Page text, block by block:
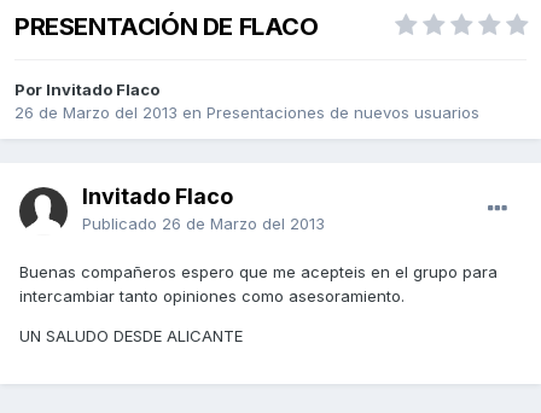
PRESENTACIÓN DE FLACO
Por Invitado Flaco
26 de Marzo del 2013 en Presentaciones de nuevos usuarios
Invitado Flaco
Publicado 26 de Marzo del 2013
Buenas compañeros espero que me acepteis en el grupo para
intercambiar tanto opiniones como asesoramiento.
UN SALUDO DESDE ALICANTE